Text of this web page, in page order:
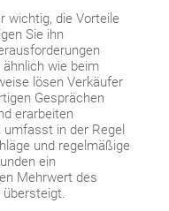
wichtig, die Vorteile
Sie ihn
wie beim
lösen Verkäufer
Gesprächen
erarbeiten
in der Regel
und regelmäßige
ein
Mehrwert des